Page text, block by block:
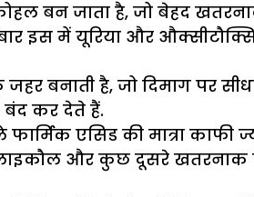
बन जाता है, जो बेहद
इस में यूरिया और
जहर बनाती है, जो दिमाग पर
बंद कर देते हैं.
एसिड की मात्रा काफी
और कुछ दूसरे